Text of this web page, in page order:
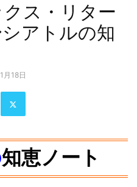
ス・リター
アトルの知
月18日
知恵ノート